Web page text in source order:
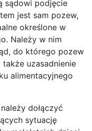
sądowi podjęcie
jest sam pozew,
określone w
Należy w nim
do którego pozew
uzasadnienie
alimentacyjnego
dołączyć
sytuację